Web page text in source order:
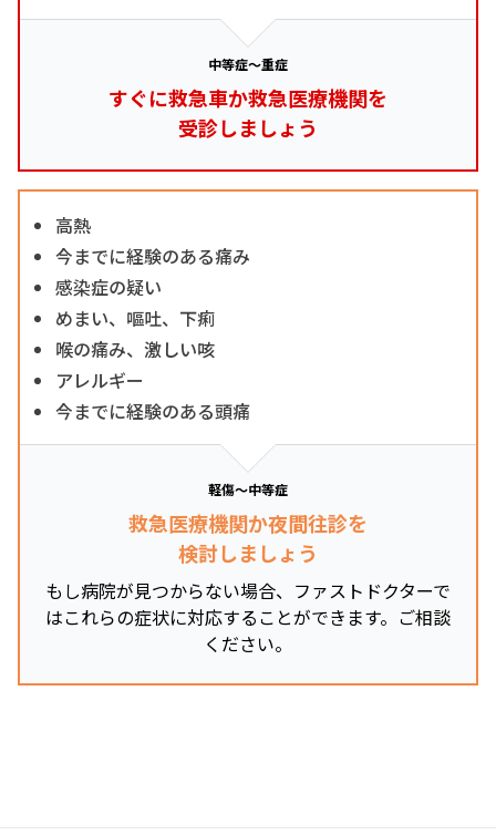
中等症～重症
すぐに救急車か救急医療機関を
受診しましょう
高熱
今までに経験のある痛み
感染症の疑い
めまい、嘔吐、下痢
喉の痛み、激しい咳
アレルギー
今までに経験のある頭痛
軽傷～中等症
救急医療機関か夜間往診を
検討しましょう
もし病院が見つからない場合、ファストドクターで
はこれらの症状に対応することができます。ご相談
ください。